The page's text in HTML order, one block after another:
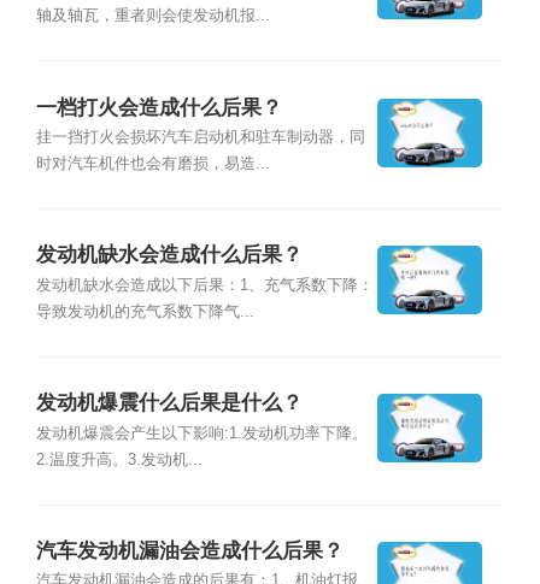
轴及轴瓦，重者则会使发动机报...
一档打火会造成什么后果？
挂一挡打火会损坏汽车启动机和驻车制动器，同
时对汽车机件也会有磨损，易造...
发动机缺水会造成什么后果？
发动机缺水会造成以下后果：1、充气系数下降：
导致发动机的充气系数下降气...
发动机爆震什么后果是什么？
发动机爆震会产生以下影响:1.发动机功率下降。
2.温度升高。3.发动机...
汽车发动机漏油会造成什么后果？